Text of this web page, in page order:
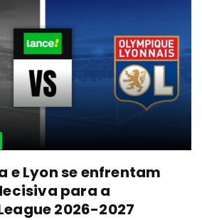
e Lyon se enfrentam
para a
2026-2027